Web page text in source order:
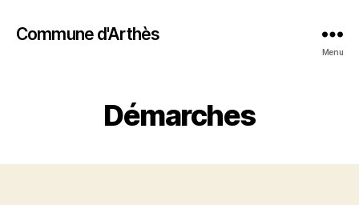
Commune d'Arthès
Menu
Démarches